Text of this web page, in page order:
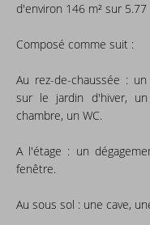
d'environ 146 m² sur 5.77
Composé comme suit :
Au rez-de-chaussée :
sur le jardin d'hiver,
chambre, un WC.
A l'étage : un
fenêtre.
Au sous sol : une cave,